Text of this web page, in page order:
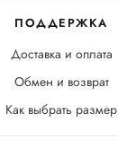
ПОДДЕРЖКА
Доставка и оплата
Обмен и возврат
Как выбрать размер